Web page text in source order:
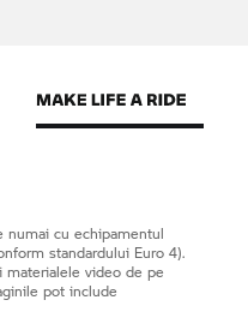
numai cu echipamentul
standardului Euro 4).
video de pe
pot include